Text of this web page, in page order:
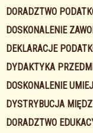
DORADZTWO
DOSKONALENIE
DEKLARACJE
DYDAKTYKA
DOSKONALENIE
DYSTRYBUCJA
DORADZTWO